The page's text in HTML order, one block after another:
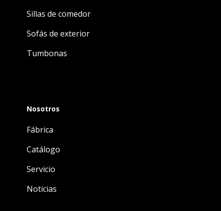
Sillas de comedor
Sofás de exterior
Tumbonas
Nosotros
Fábrica
Catálogo
Servicio
Noticias